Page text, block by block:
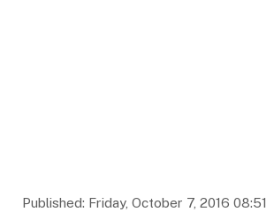
Published: Friday, October 7, 2016 08:51